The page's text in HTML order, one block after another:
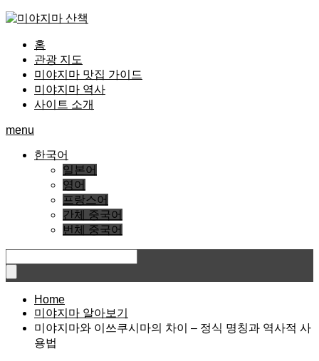
홈
관광 지도
미야지마 맛집 가이드
미야지마 역사
사이트 소개
menu
한국어
일본어
영어
프랑스어
간체 중국어
번체 중국어
Home
미야지마 알아보기
미야지마와 이쓰쿠시마의 차이 – 정식 명칭과 역사적 사
용법